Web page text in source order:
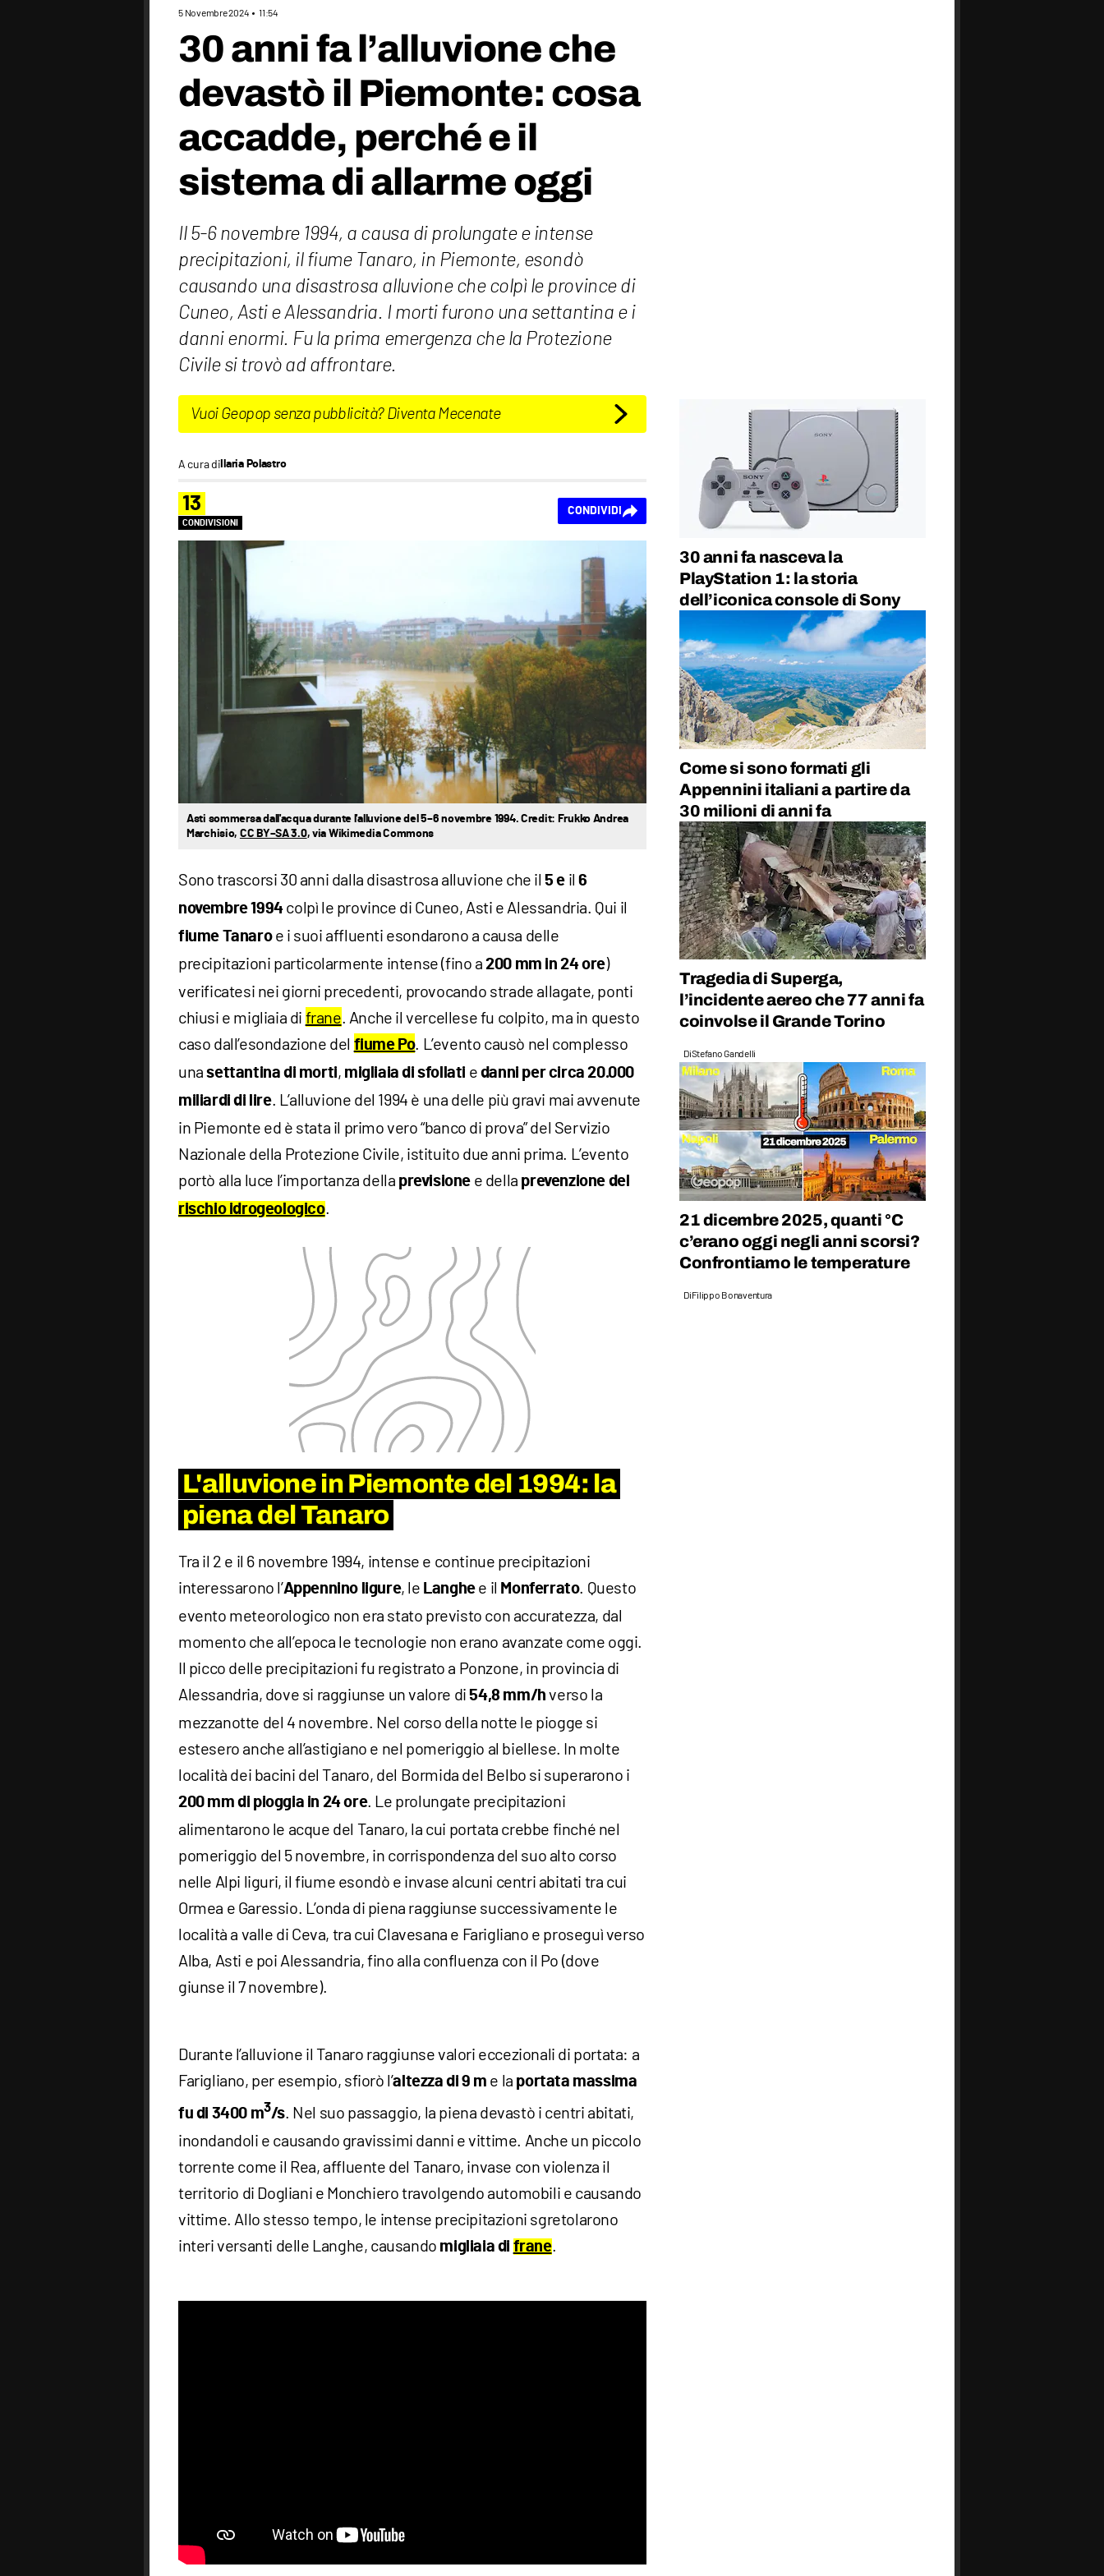
5 Novembre 2024 11:54
30 anni fa l’alluvione che
devastò il Piemonte: cosa
accadde, perché e il
sistema di allarme oggi
Il 5-6 novembre 1994, a causa di prolungate e intense
precipitazioni, il fiume Tanaro, in Piemonte, esondò
causando una disastrosa alluvione che colpì le province di
Cuneo, Asti e Alessandria. I morti furono una settantina e i
danni enormi. Fu la prima emergenza che la Protezione
Civile si trovò ad affrontare.
Vuoi Geopop senza pubblicità? Diventa Mecenate
A cura di Ilaria Polastro
13
CONDIVISIONI
CONDIVIDI
Asti sommersa dall'acqua durante l'alluvione del 5–6 novembre 1994. Credit: Frukko Andrea
Marchisio, CC BY–SA 3.0, via Wikimedia Commons
Sono trascorsi 30 anni dalla disastrosa alluvione che il 5 e il 6
novembre 1994colpì le province di Cuneo, Asti e Alessandria. Qui il
fiume Tanaroe i suoi affluenti esondarono a causa delle
precipitazioni particolarmente intense (fino a200 mm in 24 ore)
verificatesi nei giorni precedenti, provocando strade allagate, ponti
chiusi e migliaia di frane. Anche il vercellese fu colpito, ma in questo
caso dall’esondazione del fiume Po. L’evento causò nel complesso
unasettantina di morti, migliaia di sfollati e danni per circa 20.000
miliardi di lire. L’alluvione del 1994 è una delle più gravi mai avvenute
in Piemonte ed è stata il primo vero “banco di prova” del Servizio
Nazionale della Protezione Civile, istituito due anni prima. L’evento
portò alla luce l’importanza della previsione e della prevenzione del
rischio idrogeologico.
L'alluvione in Piemonte del 1994: la
piena del Tanaro
Tra il 2 e il 6 novembre 1994, intense e continue precipitazioni
interessarono l’Appennino ligure, le Langhee il Monferrato. Questo
evento meteorologico non era stato previsto con accuratezza, dal
momento che all’epoca le tecnologie non erano avanzate come oggi.
Il picco delle precipitazioni fu registrato a Ponzone, in provincia di
Alessandria, dove si raggiunse un valore di54,8 mm/h verso la
mezzanotte del 4 novembre. Nel corso della notte le piogge si
estesero anche all’astigiano e nel pomeriggio al biellese. In molte
località dei bacini del Tanaro, del Bormida del Belbo si superarono i
200 mm di pioggia in 24 ore. Le prolungate precipitazioni
alimentarono le acque del Tanaro, la cui portata crebbe finché nel
pomeriggio del 5 novembre, in corrispondenza del suo alto corso
nelle Alpi liguri, il fiume esondò e invase alcuni centri abitati tra cui
Ormea e Garessio. L’onda di piena raggiunse successivamente le
località a valle di Ceva, tra cui Clavesana e Farigliano e proseguì verso
Alba, Asti e poi Alessandria, fino alla confluenza con il Po (dove
giunse il 7 novembre).
Durante l’alluvione il Tanaro raggiunse valori eccezionali di portata: a
Farigliano, per esempio, sfiorò l’altezza di 9 m e la portata massima
fu di 3400 m3/s. Nel suo passaggio, la piena devastò i centri abitati,
inondandoli e causando gravissimi danni e vittime. Anche un piccolo
torrente come il Rea, affluente del Tanaro, invase con violenza il
territorio di Dogliani e Monchiero travolgendo automobili e causando
vittime. Allo stesso tempo, le intense precipitazioni sgretolarono
interi versanti delle Langhe, causando migliaia di frane.
30 anni fa nasceva la
PlayStation 1: la storia
dell’iconica console di Sony
Come si sono formati gli
Appennini italiani a partire da
30 milioni di anni fa
Tragedia di Superga,
l’incidente aereo che 77 anni fa
coinvolse il Grande Torino
DiStefano Gandelli
21 dicembre 2025, quanti °C
c’erano oggi negli anni scorsi?
Confrontiamo le temperature
DiFilippo Bonaventura